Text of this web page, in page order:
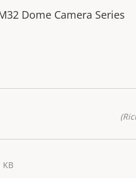
Dome Camera Series
KB